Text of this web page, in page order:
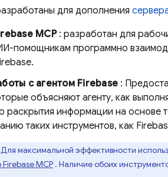
для дополнения
MCP: разработан для
помощникам программно
с агентом Firebase :
объясняют агенту, как
раскрытия информации на основе
таких инструментов, как
Для максимальной эффективности
Firebase MCP . Наличие обоих